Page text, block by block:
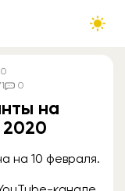
0
на
на 10 февраля.